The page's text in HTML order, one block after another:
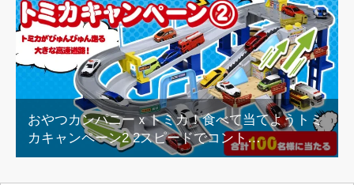
おやつカンパニーｘトミカ！食べて当てようトミ
カキャンペーン2 2スピードでコント…